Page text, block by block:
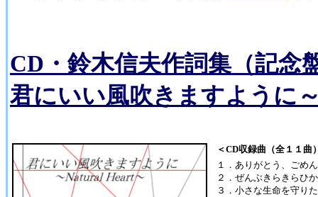
CD・鈴木信夫作詞集（記念
君にいい風吹きますように
＜CD収録曲（全１１曲
１．ありがとう、ごめ
２．ぜんぶきらきらひ
３．小さな生命を守り